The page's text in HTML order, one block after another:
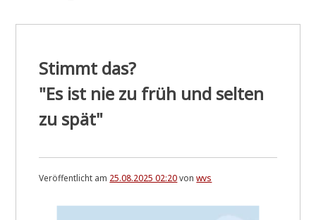
Stimmt das?
"Es ist nie zu früh und selten
zu spät"
Veröffentlicht am 25.08.2025 02:20vonwvs